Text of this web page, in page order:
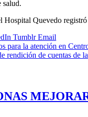
salud.
Quevedo
Tumblr Email
para la atención en
rendición de cuentas de